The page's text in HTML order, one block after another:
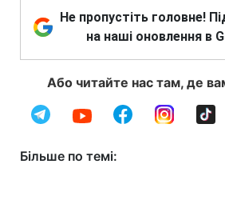
Не пропустіть головне!
на наші оновлення в
Або читайте нас там, де
Більше по темі: